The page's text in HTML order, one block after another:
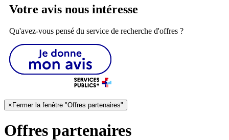
Votre avis nous intéresse
Qu'avez-vous pensé du service de recherche d'offres ?
×Fermer la fenêtre "Offres partenaires"
Offres partenaires